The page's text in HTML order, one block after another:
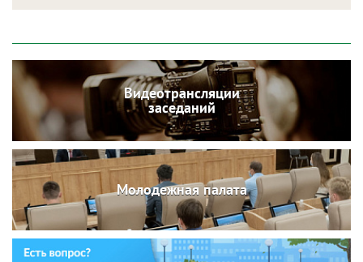
Видеотрансляции
заседаний
Молодежная палата